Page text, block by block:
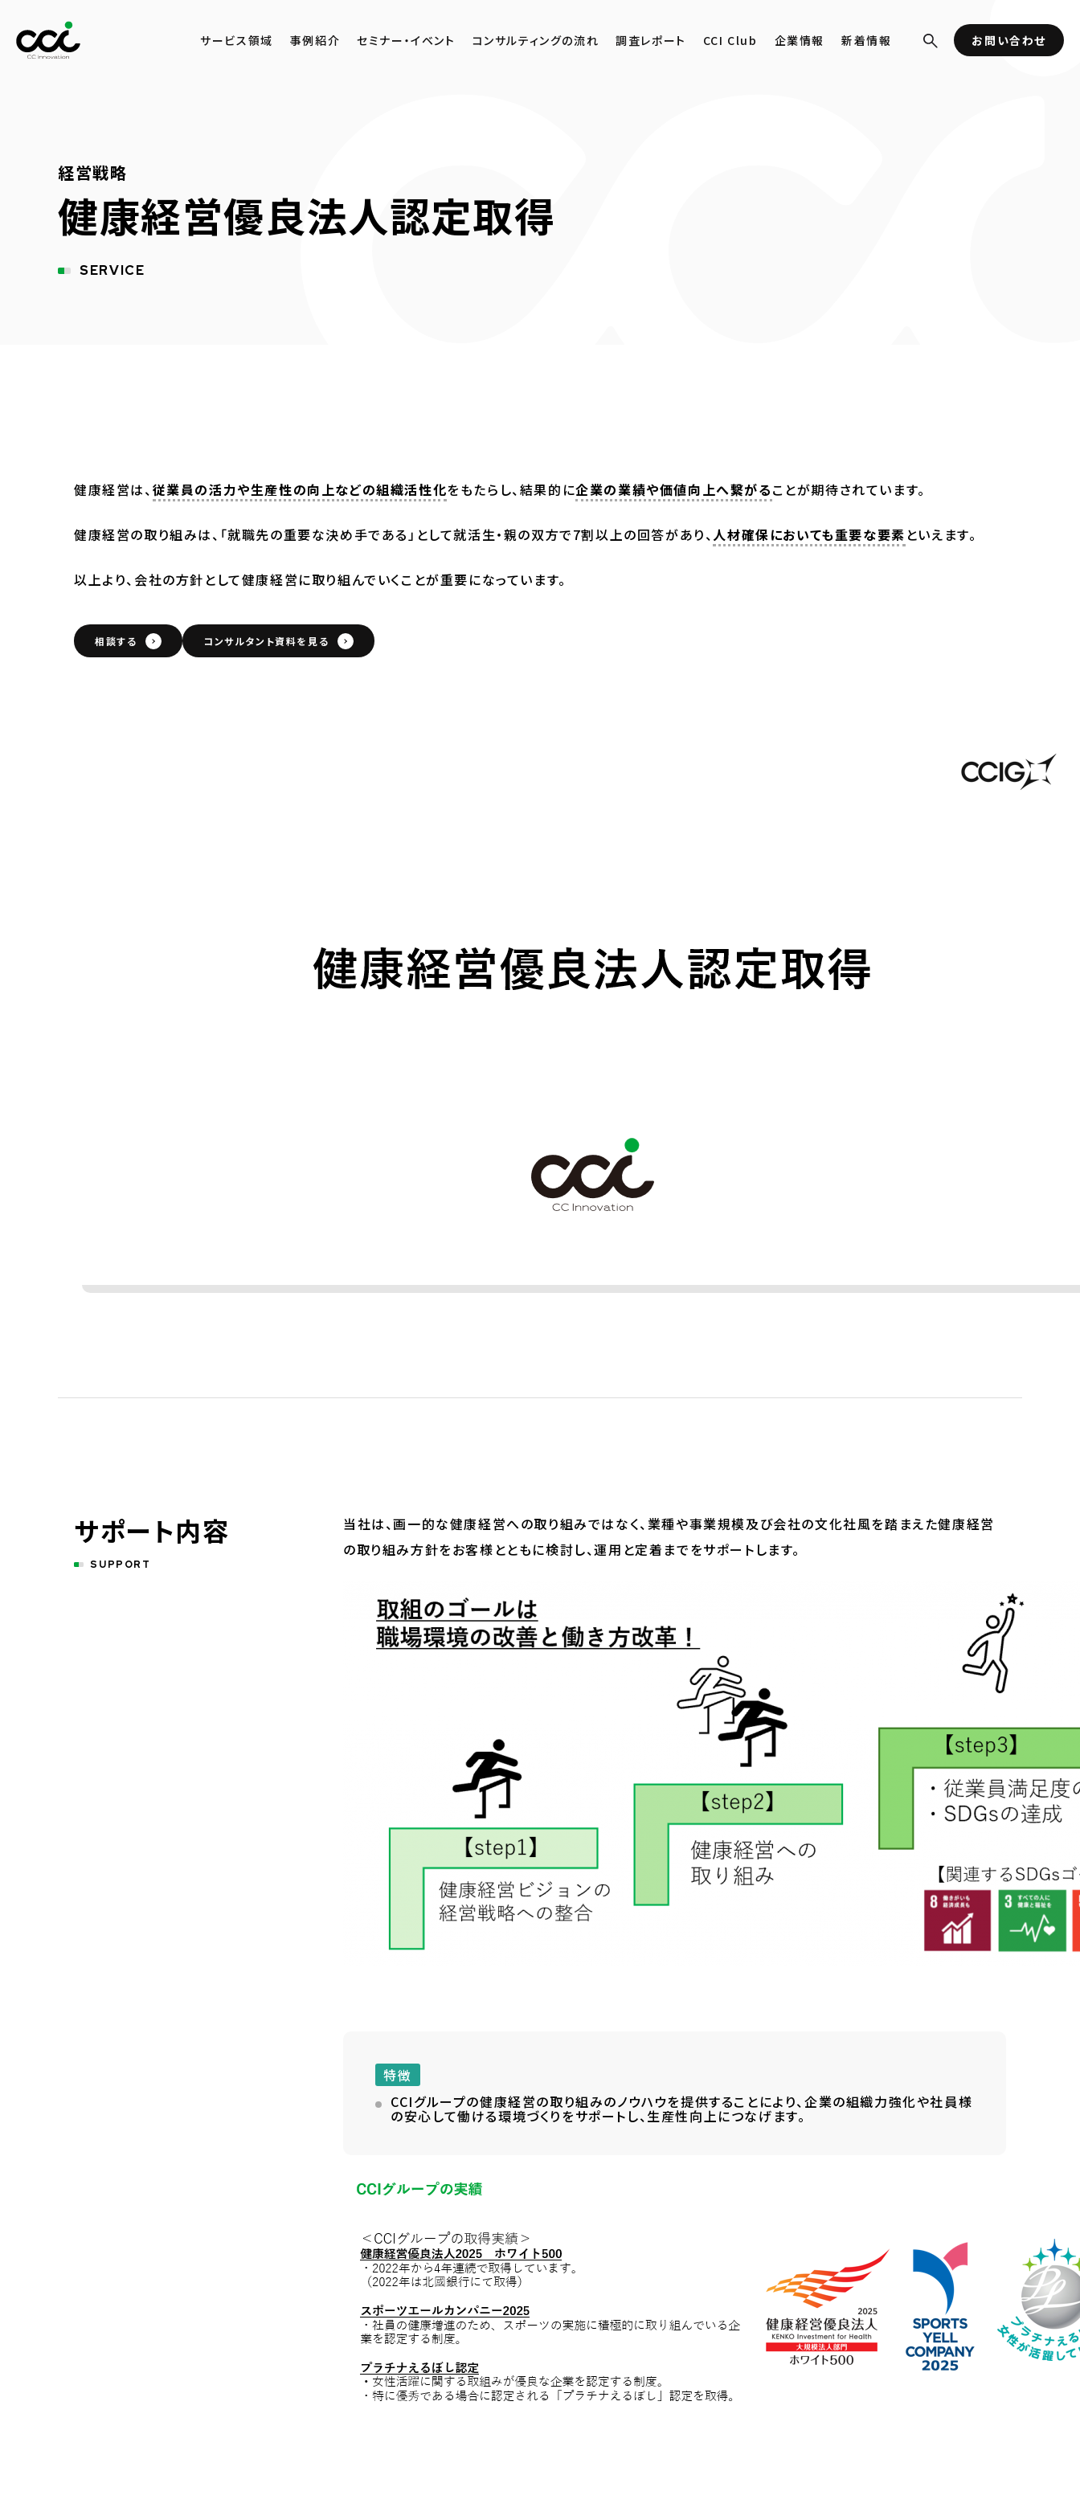
サービス領域 事例紹介 セミナー・イベント コンサルティングの流れ 調査レポート CCI Club 企業情報 新着情報 お問い合わせ
経営戦略
健康経営優良法人認定取得
SERVICE
健康経営は、従業員の活力や生産性の向上などの組織活性化をもたらし、結果的に企業の業績や価値向上へ繋がることが期待されています。
健康経営の取り組みは、「就職先の重要な決め手である」として就活生・親の双方で7割以上の回答があり、人材確保においても重要な要素 といえます。
以上より、会社の方針として健康経営に取り組んでいくことが重要になっています。
相談する コンサルタント資料を見る
サポート内容
SUPPORT
当社は、画一的な健康経営への取り組みではなく、業種や事業規模及び会社の文化社風を踏まえた健康経営
の取り組み方針をお客様とともに検討し、運用と定着までをサポートします。
特徴
CCIグループの健康経営の取り組みのノウハウを提供することにより、企業の組織力強化や社員様
の安心して働ける環境づくりをサポートし、生産性向上につなげます。